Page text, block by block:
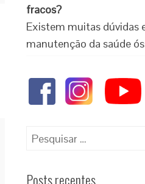
fracos?
Existem muitas dúvidas
manutenção da saúde
Posts recentes